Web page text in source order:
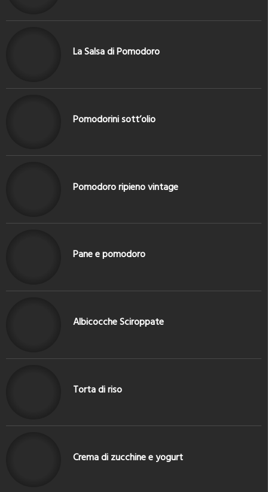
La Salsa di Pomodoro
Pomodorini sott’olio
Pomodoro ripieno vintage
Pane e pomodoro
Albicocche Sciroppate
Torta di riso
Crema di zucchine e yogurt